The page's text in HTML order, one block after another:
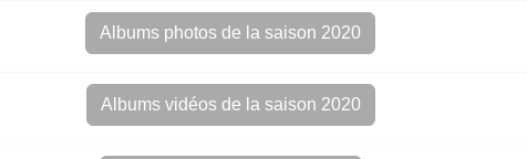
Albums photos de la saison 2020
Albums vidéos de la saison 2020